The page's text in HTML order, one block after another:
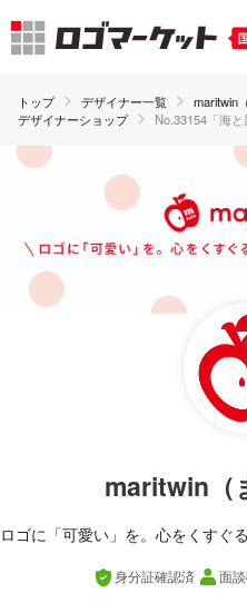
トップ デザイナー一覧
maritwin
デザイナーショップ
No.33154「海と
maritwin（
ロゴに「可愛い」を。心をくすぐ
身分証確認済 面